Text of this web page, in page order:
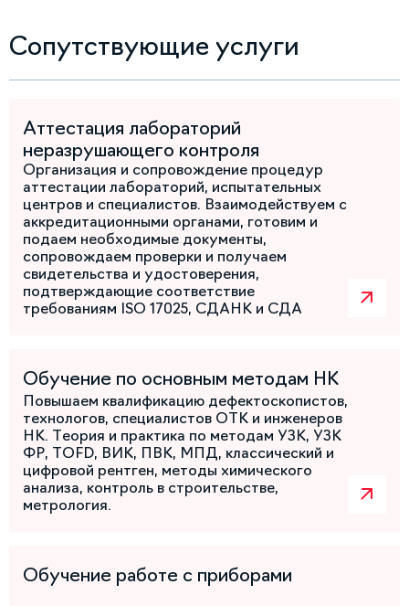
Сопутствующие услуги
Аттестация лабораторий
неразрушающего контроля
Организация и сопровождение процедур
аттестации лабораторий, испытательных
центров и специалистов. Взаимодействуем с
аккредитационными органами, готовим и
подаем необходимые документы,
сопровождаем проверки и получаем
свидетельства и удостоверения,
подтверждающие соответствие
требованиям ISO 17025, СДАНК и СДА
Обучение по основным методам НК
Повышаем квалификацию дефектоскопистов,
технологов, специалистов ОТК и инженеров
НК. Теория и практика по методам УЗК, УЗК
ФР, TOFD, ВИК, ПВК, МПД, классический и
цифровой рентген, методы химического
анализа, контроль в строительстве,
метрология.
Обучение работе с приборами